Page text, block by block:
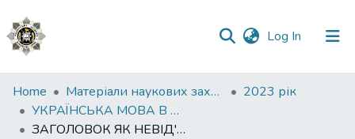
Log In (current)
Communities
&
Collections
Home Матеріали наукових заходів
2023 рік
УКРАЇНСЬКА МОВА В ЮРИСПРУДЕНЦІЇ: СТАН, ПРОБЛЕМИ, ПЕРСПЕКТИВИ
ЗАГОЛОВОК ЯК НЕВІД'ЄМНИЙ КОМПОНЕНТ АРХІТЕКТОНІКИ НАУКОВОГО ТЕКСТУ В ЮРИДИЧНОМУ ДИСКУРСІ